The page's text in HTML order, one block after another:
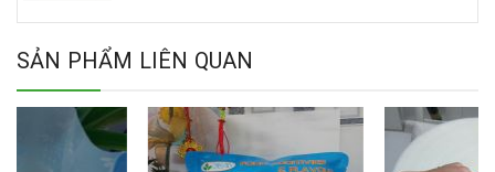
SẢN PHẨM LIÊN QUAN